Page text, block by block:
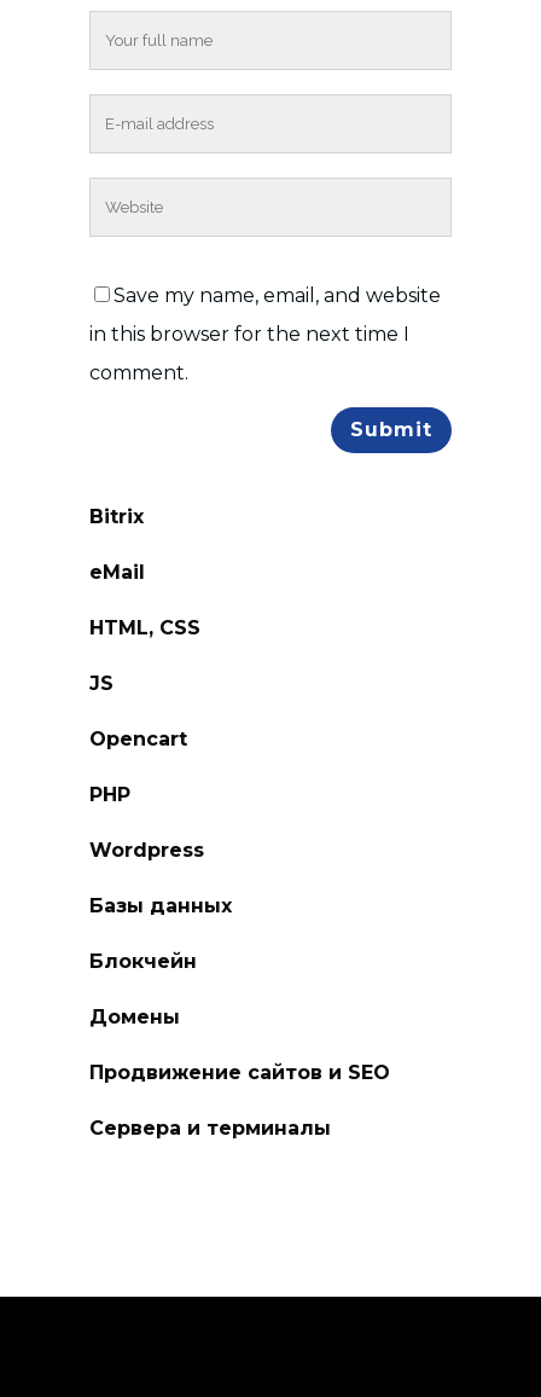
Save my name, email, and website
in this browser for the next time I
comment.
Bitrix
eMail
HTML, CSS
JS
Opencart
PHP
Wordpress
Базы данных
Блокчейн
Домены
Продвижение сайтов и SEO
Сервера и терминалы